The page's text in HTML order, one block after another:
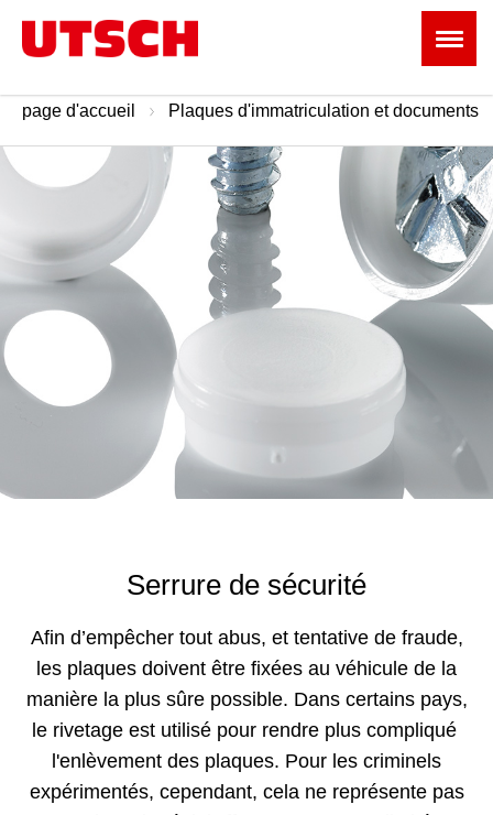
page d'accueil Plaques d'immatriculation et documents
Serrure de sécurité
Afin d’empêcher tout abus, et tentative de fraude,
les plaques doivent être fixées au véhicule de la
manière la plus sûre possible. Dans certains pays,
le rivetage est utilisé pour rendre plus compliqué
l'enlèvement des plaques. Pour les criminels
expérimentés, cependant, cela ne représente pas